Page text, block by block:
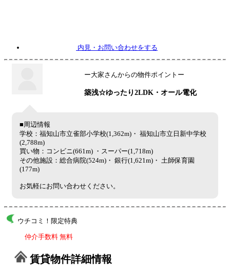
内見 ・お問い合わせをする
ー大家さんからの物件ポイントー
築浅☆ゆったり2LDK・オール電化
■周辺情報
学校：福知山市立雀部小学校(1,362m)・ 福知山市立日新中学校
(2,788m)
買い物：コンビニ(661m) ・スーパー(1,718m)
その他施設：総合病院(524m)・ 銀行(1,621m)・ 土師保育園
(177m)
お気軽にお問い合わせください。
ウチコミ！限定特典
仲介手数料 無料
賃貸物件詳細情報